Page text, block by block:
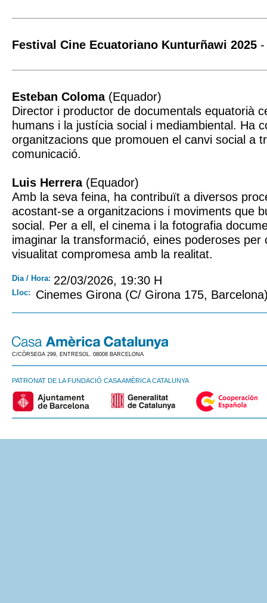
Festival Cine Ecuatoriano Kunturñawi 2025 -
Esteban Coloma(Equador)
Director i productor de documentals equatorià
humans i la justícia social i mediambiental. Ha
organitzacions que promouen el canvi social a
comunicació.
Luis Herrera(Equador)
Amb la seva feina, ha contribuït a diversos
acostant-se a organitzacions i moviments que
social. Per a ell, el cinema i la fotografia
imaginar la transformació, eines poderoses per
visualitat compromesa amb la realitat.
Dia / Hora: 22/03/2026, 19:30 H
Lloc: Cinemes Girona (C/ Girona 175,
C/CÒRSEGA 299, ENTRESOL. 08008 BARCELONA
PATRONAT DE LA FUNDACIÓ CASA AMÈRICA CATALUNYA